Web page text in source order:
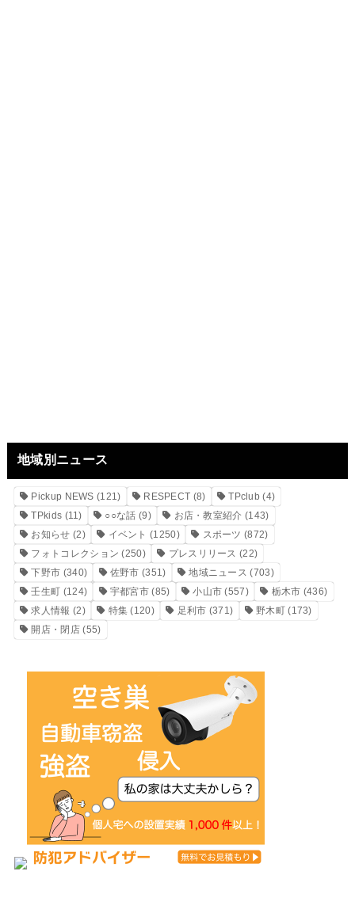
地域別ニュース
Pickup NEWS (121) RESPECT (8) TPclub (4)
TPkids (11) ○○な話 (9) お店・教室紹介 (143)
お知らせ (2) イベント (1250) スポーツ (872)
フォトコレクション (250) プレスリリース (22)
下野市 (340) 佐野市 (351) 地域ニュース (703)
壬生町 (124) 宇都宮市 (85) 小山市 (557) 栃木市 (436)
求人情報 (2) 特集 (120) 足利市 (371) 野木町(173)
開店・閉店(55)